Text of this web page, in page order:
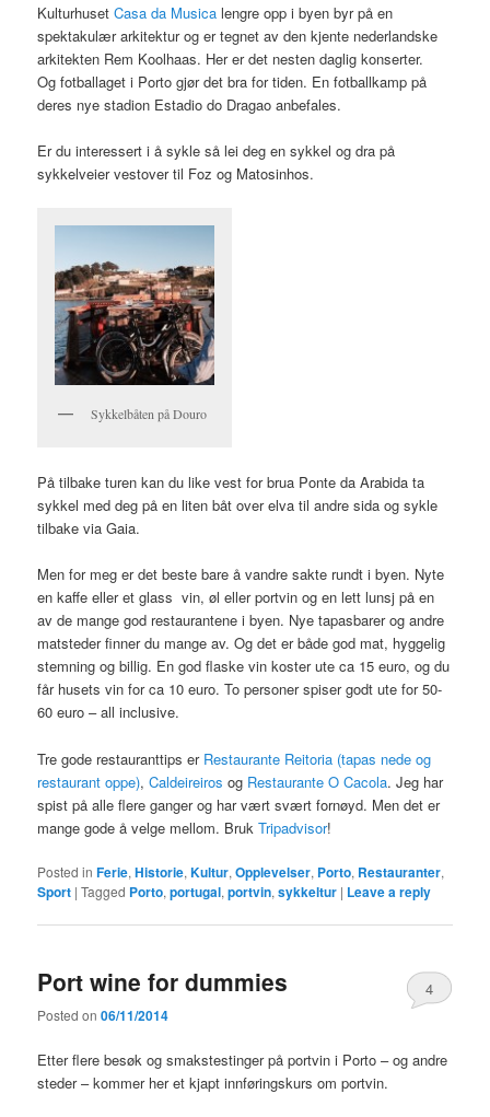
KulturhusetCasa da Musica lengre opp i byen byr på en
spektakulær arkitektur og er tegnet av den kjente nederlandske
arkitekten Rem Koolhaas. Her er det nesten daglig konserter.
Og fotballaget i Porto gjør det bra for tiden. En fotballkamp på
deres nye stadion Estadio do Dragao anbefales.
Er du interessert i å sykle så lei deg en sykkel og dra på
sykkelveier vestover til Foz og Matosinhos.
Sykkelbåten på Douro
På tilbake turen kan du like vest for brua Ponte da Arabida ta
sykkel med deg på en liten båt over elva til andre sida og sykle
tilbake via Gaia.
Men for meg er det beste bare å vandre sakte rundt i byen. Nyte
en kaffe eller et glass vin, øl eller portvin og en lett lunsj på en
av de mange god restaurantene i byen. Nye tapasbarer og andre
matsteder finner du mange av. Og det er både god mat, hyggelig
stemning og billig. En god flaske vin koster ute ca 15 euro, og du
får husets vin for ca 10 euro. To personer spiser godt ute for 50-
60 euro – all inclusive.
Tre gode restauranttips er Restaurante Reitoria (tapas nede og
restaurant oppe),Caldeireirosog Restaurante O Cacola. Jeg har
spist på alle flere ganger og har vært svært fornøyd. Men det er
mange gode å velge mellom. BrukTripadvisor!
Posted in Ferie,Historie,Kultur,Opplevelser, Porto, Restauranter,
Sport |Tagged Porto,portugal,portvin,sykkeltur | Leave a reply
Port wine for dummies
Posted on06/11/2014
4
Etter flere besøk og smakstestinger på portvin i Porto – og andre
steder – kommer her et kjapt innføringskurs om portvin.